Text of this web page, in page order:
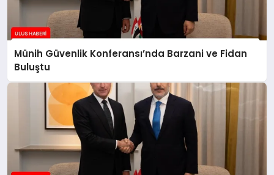
Münih Güvenlik Konferansı’nda Barzani ve Fidan
Buluştu